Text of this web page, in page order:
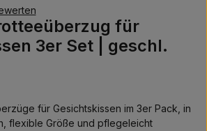
von 0 von 5 Sternen
für
3er Set | geschl.
für Gesichtskissen im 3er Pack, in
flexible Größe und pflegeleicht